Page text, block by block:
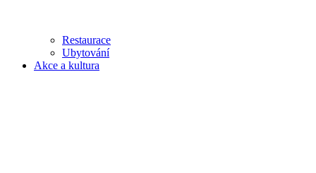
Restaurace
Ubytování
Akce a kultura